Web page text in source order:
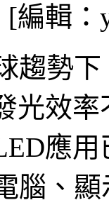
[編輯：
趨勢
光效
應
腦、